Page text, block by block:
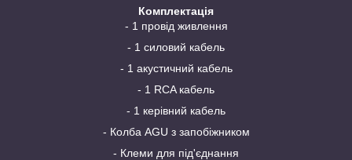
Комплектація
- 1 провід живлення
- 1 силовий кабель
- 1 акустичний кабель
- 1 RCA кабель
- 1 керівний кабель
- Колба AGU з запобіжником
- Клеми для під'єднання